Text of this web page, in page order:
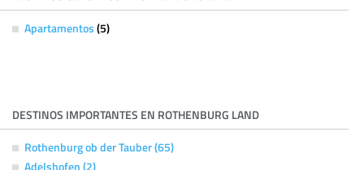
Apartamentos (5)
DESTINOS IMPORTANTES EN ROTHENBURG LAND
Rothenburg ob der Tauber (65)
Adelshofen (2)